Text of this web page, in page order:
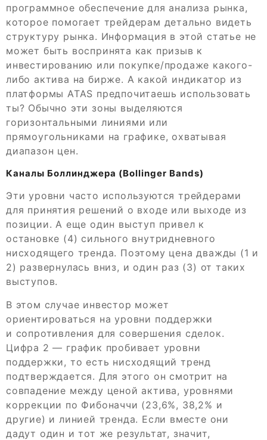
программное обеспечение для анализа рынка,
которое помогает трейдерам детально видеть
структуру рынка. Информация в этой статье не
может быть воспринята как призыв к
инвестированию или покупке/продаже какого-
либо актива на бирже. А какой индикатор из
платформы ATAS предпочитаешь использовать
ты? Обычно эти зоны выделяются
горизонтальными линиями или
прямоугольниками на графике, охватывая
диапазон цен.
Каналы Боллинджера (Bollinger Bands)
Эти уровни часто используются трейдерами
для принятия решений о входе или выходе из
позиции. А еще один выступ привел к
остановке (4) сильного внутридневного
нисходящего тренда. Поэтому цена дважды (1 и
2) развернулась вниз, и один раз (3) от таких
выступов.
В этом случае инвестор может
ориентироваться на уровни поддержки
и сопротивления для совершения сделок.
Цифра 2 — график пробивает уровни
поддержки, то есть нисходящий тренд
подтверждается. Для этого он смотрит на
совпадение между ценой актива, уровнями
коррекции по Фибоначчи (23,6%, 38,2% и
другие) и линией тренда. Если вместе они
дадут один и тот же результат, значит,